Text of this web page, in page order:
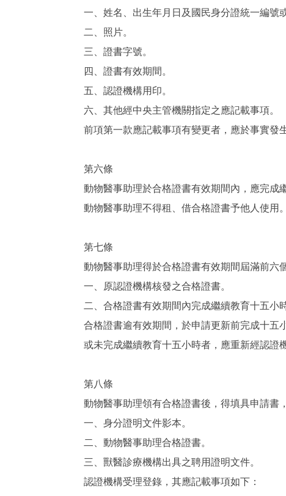
一、姓名、出生年月日及國民身分證統一編號
二、照片。
三、證書字號。
四、證書有效期間。
五、認證機構用印。
六、其他經中央主管機關指定之應記載事項。
前項第一款應記載事項有變更者，應於事實發
第六條
動物醫事助理於合格證書有效期間內，應完成
動物醫事助理不得租、借合格證書予他人使用
第七條
動物醫事助理得於合格證書有效期間屆滿前六
一、原認證機構核發之合格證書。
二、合格證書有效期間內完成繼續教育十五小
合格證書逾有效期間，於申請更新前完成十五
或未完成繼續教育十五小時者，應重新經認證
第八條
動物醫事助理領有合格證書後，得填具申請書
一、身分證明文件影本。
二、動物醫事助理合格證書。
三、獸醫診療機構出具之聘用證明文件。
認證機構受理登錄，其應記載事項如下：